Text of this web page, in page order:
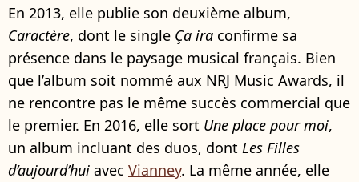
En 2013, elle publie son deuxième album,
Caractère, dont le single Ça ira confirme sa
présence dans le paysage musical français. Bien
que l’album soit nommé aux NRJ Music Awards, il
ne rencontre pas le même succès commercial que
le premier. En 2016, elle sort Une place pour moi,
un album incluant des duos, dont Les Filles
d’aujourd’hui avec Vianney. La même année, elle